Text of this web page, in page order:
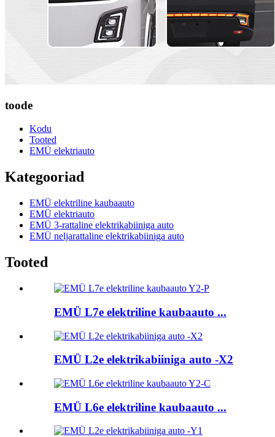
toode
Kodu
Tooted
EMÜ elektriauto
Kategooriad
EMÜ elektriline kaubaauto
EMÜ elektriauto
EMÜ 3-rattaline elektrikabiiniga auto
EMÜ neljarattaline elektrikabiiniga auto
Tooted
EMÜ L7e elektriline kaubaauto ...
EMÜ L2e elektrikabiiniga auto -X2
EMÜ L6e elektriline kaubaauto ...